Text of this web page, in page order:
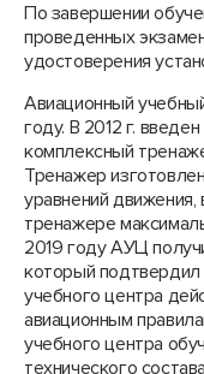
По завершении
проведенных
удостоверения
Авиационный
году. В 2012 г.
комплексный
Тренажер
уравнений движения,
тренажере
2019 году АУЦ
который подтвердил
учебного центра
авиационным
учебного центра
технического